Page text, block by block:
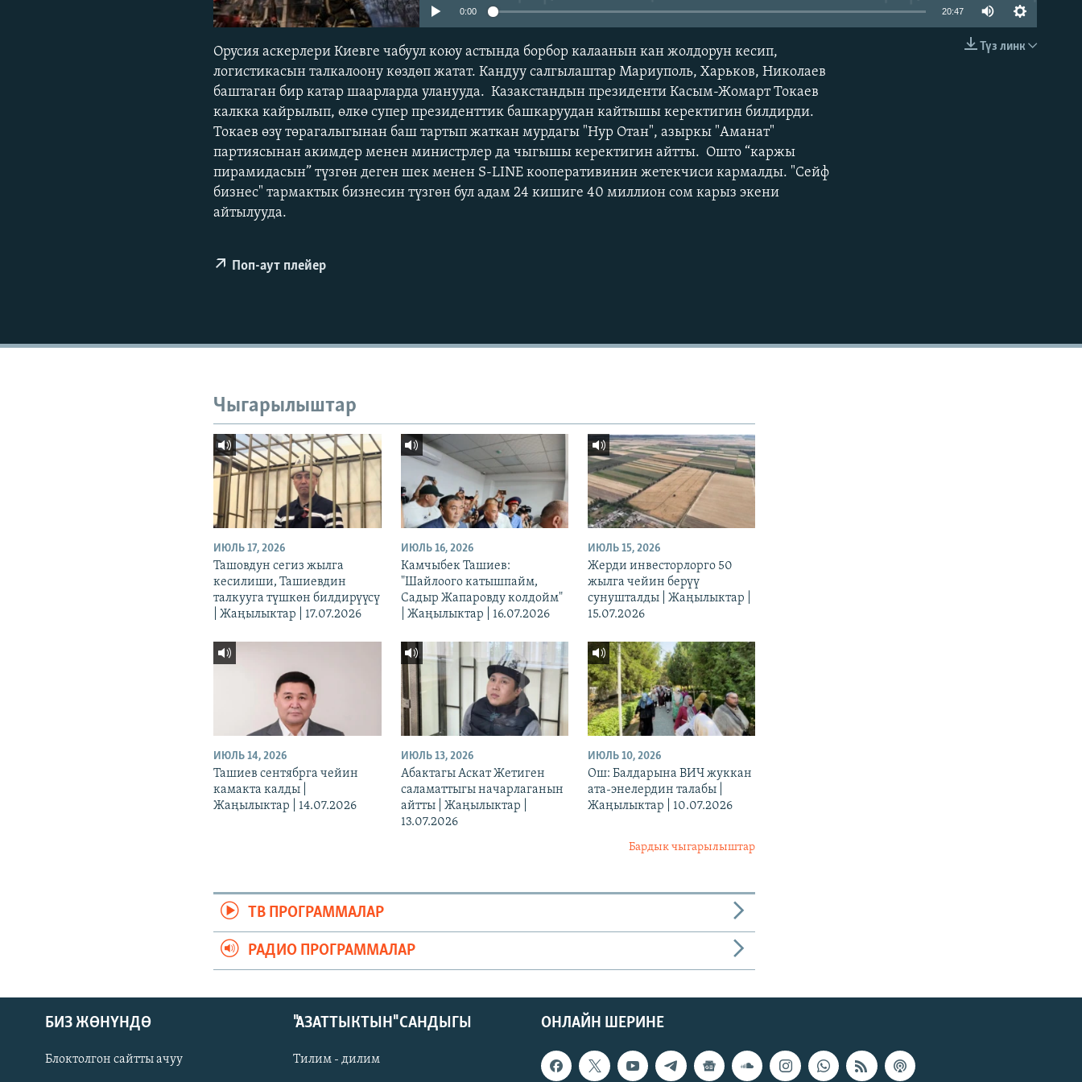
EMBED
0:00 20:47
Түз линк
Орусия аскерлери Киевге чабуул коюу астында борбор калаанын кан жолдорун кесип,
логистикасын талкалоону көздөп жатат. Кандуу салгылаштар Мариуполь, Харьков, Николаев
баштаган бир катар шаарларда уланууда. Казакстандын президенти Касым-Жомарт Токаев
калкка кайрылып, өлкө супер президенттик башкаруудан кайтышы керектигин билдирди.
Токаев өзү төрагалыгынан баш тартып жаткан мурдагы "Нур Отан", азыркы "Аманат"
партиясынан акимдер менен министрлер да чыгышы керектигин айтты. Ошто “каржы
пирамидасын” түзгөн деген шек менен S-LINE кооперативинин жетекчиси кармалды. "Сейф
бизнес" тармактык бизнесин түзгөн бул адам 24 кишиге 40 миллион сом карыз экени
айтылууда.
Поп-аут плейер
Чыгарылыштар
ИЮЛЬ 17, 2026
Ташовдун сегиз жылга
кесилиши, Ташиевдин
талкууга түшкөн билдирүүсү
| Жаңылыктар | 17.07.2026
ИЮЛЬ 16, 2026
Камчыбек Ташиев:
"Шайлоого катышпайм,
Садыр Жапаровду колдойм"
| Жаңылыктар | 16.07.2026
ИЮЛЬ 15, 2026
Жерди инвесторлорго 50
жылга чейин берүү
сунушталды | Жаңылыктар |
15.07.2026
ИЮЛЬ 14, 2026
Ташиев сентябрга чейин
камакта калды |
Жаңылыктар | 14.07.2026
ИЮЛЬ 13, 2026
Абактагы Аскат Жетиген
саламаттыгы начарлаганын
айтты | Жаңылыктар |
13.07.2026
ИЮЛЬ 10, 2026
Ош: Балдарына ВИЧ жуккан
ата-энелердин талабы |
Жаңылыктар | 10.07.2026
Бардык чыгарылыштар
ТВ ПРОГРАММАЛАР
РАДИО ПРОГРАММАЛАР
ОНЛАЙН ШЕРИНЕ
БИЗ ЖӨНҮНДӨ
Блоктолгон сайтты ачуу
"АЗАТТЫКТЫН" САНДЫГЫ
Тилим - дилим